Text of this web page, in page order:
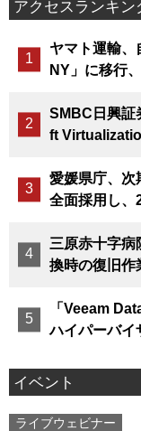
アクセスランキン
ヤマト運輸、
NY」に移行
SMBC日興証
ft
愛媛県庁、次
全面採用し、
三原赤十字病
換時の復旧作
「Veeam
ハイパーバイ
イベント
ライブウェビナー